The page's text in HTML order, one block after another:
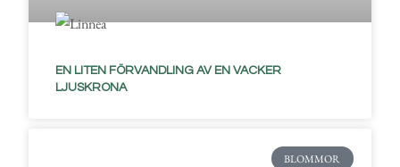
EN LITEN FÖRVANDLING AV EN VACKER
LJUSKRONA
BLOMMOR